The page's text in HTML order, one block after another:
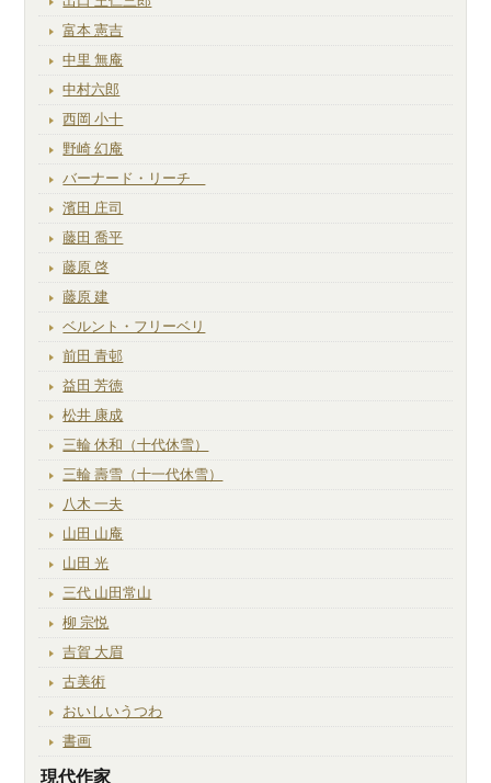
富本 憲吉
中里 無庵
中村六郎
西岡 小十
野崎 幻庵
バーナード・リーチ
濱田 庄司
藤田 喬平
藤原 啓
藤原 建
ベルント・フリーベリ
前田 青邨
益田 芳徳
松井 康成
三輪 休和（十代休雪）
三輪 壽雪（十一代休雪）
八木 一夫
山田 山庵
山田 光
三代 山田常山
柳 宗悦
吉賀 大眉
古美術
おいしいうつわ
書画
現代作家